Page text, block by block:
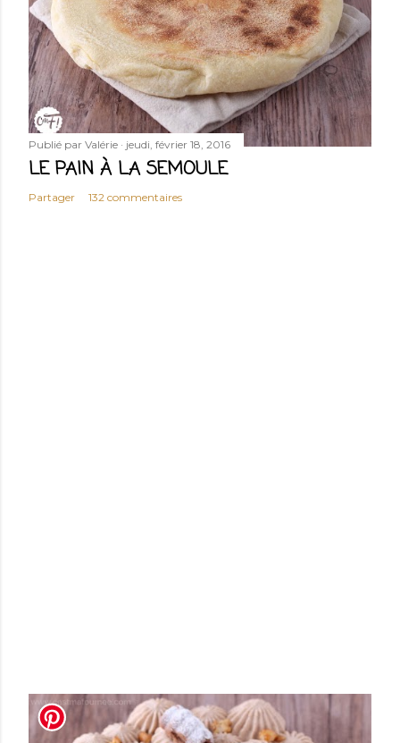
Publié par Valérie jeudi, février 18, 2016
LE PAIN À LA SEMOULE
Partager 132 commentaires